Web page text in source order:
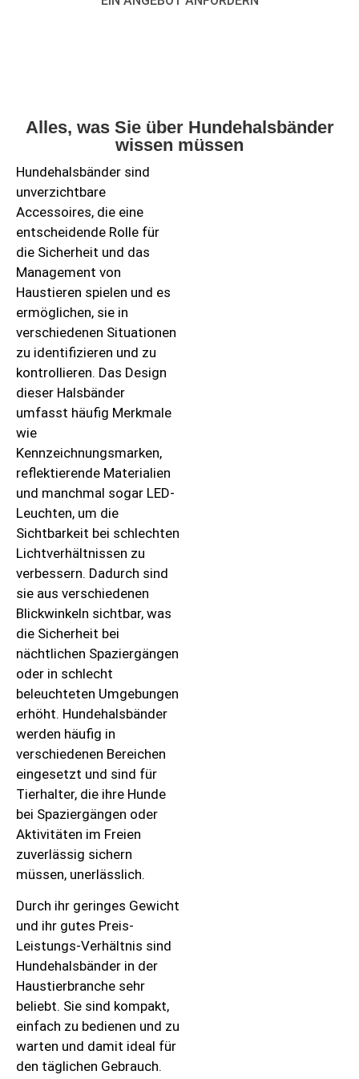
Alles, was Sie über Hundehalsbänder
wissen müssen
Hundehalsbänder sind
unverzichtbare
Accessoires, die eine
entscheidende Rolle für
die Sicherheit und das
Management von
Haustieren spielen und es
ermöglichen, sie in
verschiedenen Situationen
zu identifizieren und zu
kontrollieren. Das Design
dieser Halsbänder
umfasst häufig Merkmale
wie
Kennzeichnungsmarken,
reflektierende Materialien
und manchmal sogar LED-
Leuchten, um die
Sichtbarkeit bei schlechten
Lichtverhältnissen zu
verbessern. Dadurch sind
sie aus verschiedenen
Blickwinkeln sichtbar, was
die Sicherheit bei
nächtlichen Spaziergängen
oder in schlecht
beleuchteten Umgebungen
erhöht. Hundehalsbänder
werden häufig in
verschiedenen Bereichen
eingesetzt und sind für
Tierhalter, die ihre Hunde
bei Spaziergängen oder
Aktivitäten im Freien
zuverlässig sichern
müssen, unerlässlich.
Durch ihr geringes Gewicht
und ihr gutes Preis-
Leistungs-Verhältnis sind
Hundehalsbänder in der
Haustierbranche sehr
beliebt. Sie sind kompakt,
einfach zu bedienen und zu
warten und damit ideal für
den täglichen Gebrauch.